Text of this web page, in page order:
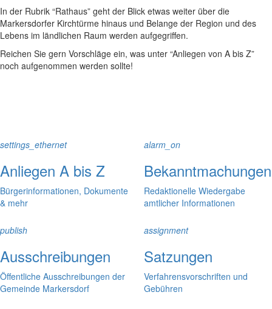
In der Rubrik “Rathaus” geht der Blick etwas weiter über die
Markersdorfer Kirchtürme hinaus und Belange der Region und des
Lebens im ländlichen Raum werden aufgegriffen.
Reichen Sie gern Vorschläge ein, was unter “Anliegen von A bis Z”
noch aufgenommen werden sollte!
settings_ethernet
Anliegen A bis Z
Bürgerinformationen, Dokumente
& mehr
alarm_on
Bekanntmachungen
Redaktionelle Wiedergabe
amtlicher Informationen
publish
Ausschreibungen
Öffentliche Ausschreibungen der
Gemeinde Markersdorf
assignment
Satzungen
Verfahrensvorschriften und
Gebühren